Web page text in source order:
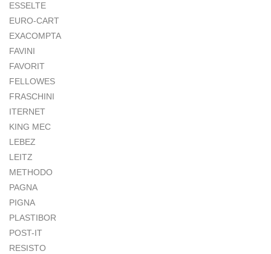
ESSELTE
EURO-CART
EXACOMPTA
FAVINI
FAVORIT
FELLOWES
FRASCHINI
ITERNET
KING MEC
LEBEZ
LEITZ
METHODO
PAGNA
PIGNA
PLASTIBOR
POST-IT
RESISTO